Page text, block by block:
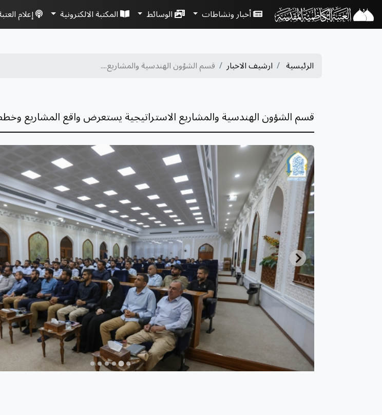
أخبار ونشاطات الوسائط المكتبة الالكترونية إعلام
الرئيسية ارشيف الاخبار قسم الشؤون الهندسية والمشاريع....
قسم الشؤون الهندسية والمشاريع الاستراتيجية يستعرض واقع المشاريع